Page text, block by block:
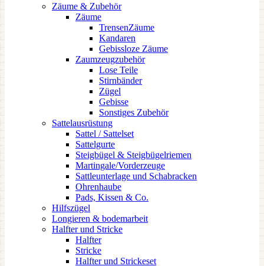
Zäume & Zubehör
Zäume
TrensenZäume
Kandaren
Gebissloze Zäume
Zaumzeugzubehör
Lose Teile
Stirnbänder
Zügel
Gebisse
Sonstiges Zubehör
Sattelausrüstung
Sattel / Sattelset
Sattelgurte
Steigbügel & Steigbügelriemen
Martingale/Vorderzeuge
Sattleunterlage und Schabracken
Ohrenhaube
Pads, Kissen & Co.
Hilfszügel
Longieren & bodemarbeit
Halfter und Stricke
Halfter
Stricke
Halfter und Strickeset